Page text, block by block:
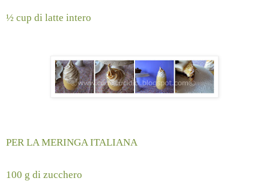
½ cup di latte intero
PER LA MERINGA ITALIANA
100 g di zucchero